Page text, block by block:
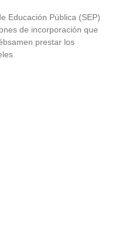
Educación Pública (SEP)
de incorporación que
prestar los